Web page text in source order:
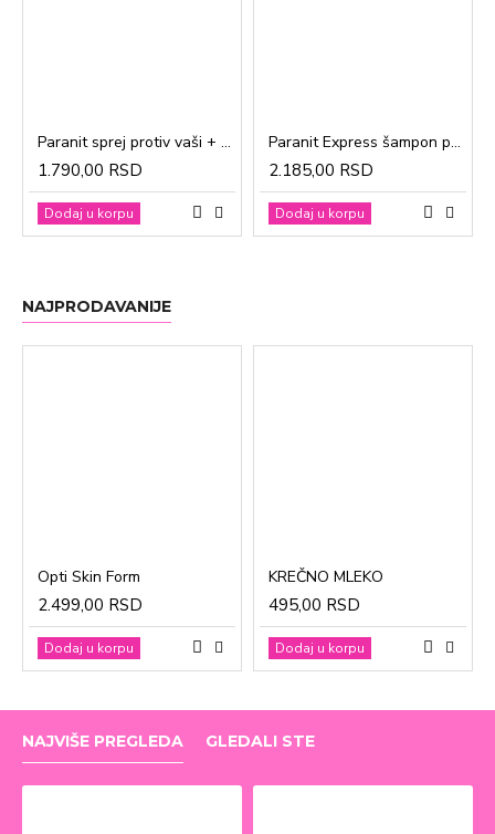
Paranit sprej protiv vaši + češalj 100ml
1.790,00 RSD
Dodaj u korpu
Paranit Express šampon protiv vaši + češalj 200ml
2.185,00 RSD
Dodaj u korpu
NAJPRODAVANIJE
Opti Skin Form
2.499,00 RSD
Dodaj u korpu
KREČNO MLEKO
495,00 RSD
Dodaj u korpu
NAJVIŠE PREGLEDA GLEDALI STE